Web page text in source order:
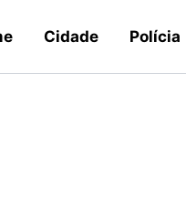
Cidade Polícia